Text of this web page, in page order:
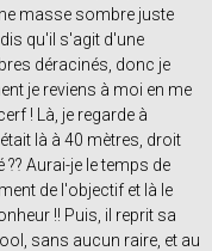
masse sombre juste
qu'il s'agit d'une
déracinés, donc je
je reviens à moi en me
! Là, je regarde à
là à 40 mètres, droit
Aurai-je le temps de
de l'objectif et là le
!! Puis, il reprit sa
sans aucun raire, et au